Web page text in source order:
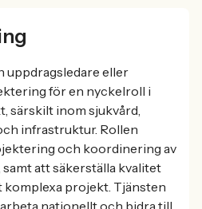
uppdragsledare eller
för en nyckelroll i
särskilt inom sjukvård,
infrastruktur. Rollen
och koordinering av
att säkerställa kvalitet
projekt. Tjänsten
nationellt och bidra till